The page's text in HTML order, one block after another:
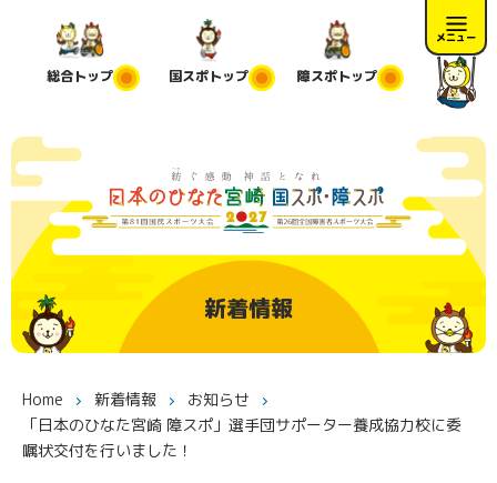
メニュー
総合トップ 国スポトップ 障スポトップ
新着情報
Home 新着情報
お知らせ
「日本のひなた宮崎 障スポ」選手団サポーター養成協力校に委
嘱状交付を行いました！